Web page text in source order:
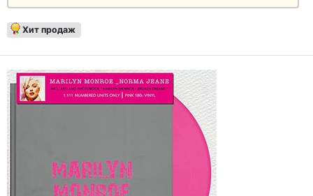
Хит продаж